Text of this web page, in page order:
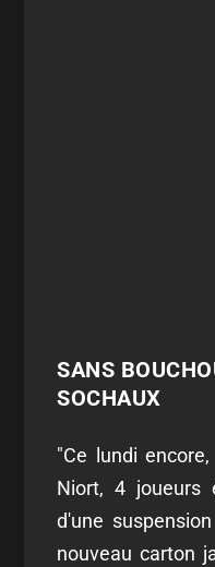
SANS
SOCHAUX
"Ce lundi
Niort, 4 joueurs
d'une
nouveau carton